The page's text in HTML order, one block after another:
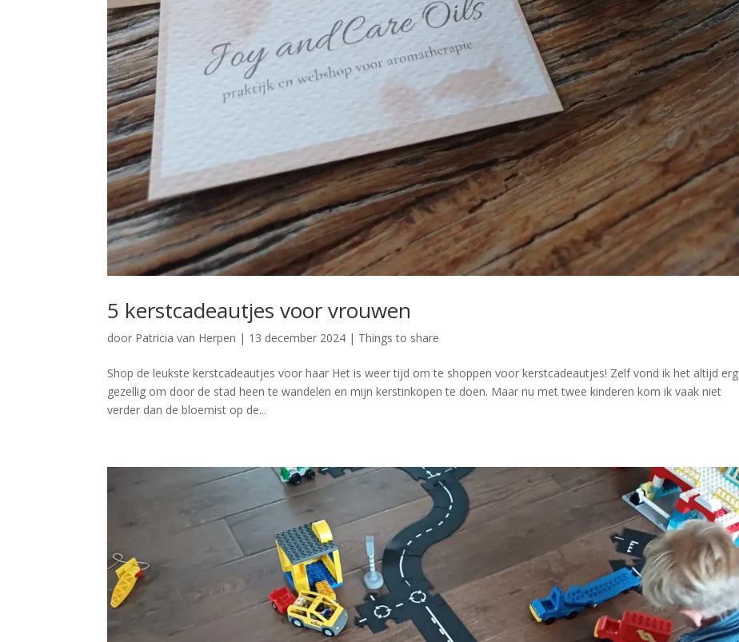
5 kerstcadeautjes voor vrouwen
door Patricia van Herpen | 13 december 2024 | Things to share
Shop de leukste kerstcadeautjes voor haar Het is weer tijd om te shoppen voor kerstcadeautjes! Zelf vond ik het altijd erg
gezellig om door de stad heen te wandelen en mijn kerstinkopen te doen. Maar nu met twee kinderen kom ik vaak niet
verder dan de bloemist op de...